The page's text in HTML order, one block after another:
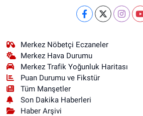
Merkez Nöbetçi Eczaneler
Merkez Hava Durumu
Merkez Trafik Yoğunluk Haritası
Puan Durumu ve Fikstür
Tüm Manşetler
Son Dakika Haberleri
Haber Arşivi